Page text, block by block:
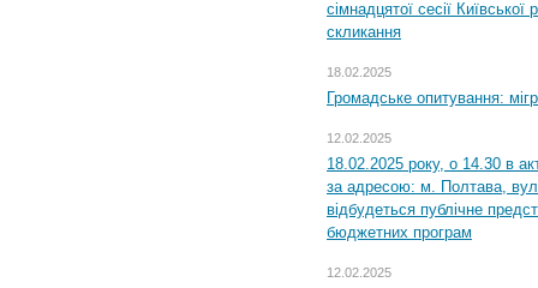
сімнадцятої сесії
скликання
18.02.2025
Громадське опитування:
12.02.2025
18.02.2025 року, о 14.30 в
за адресою: м. Полтава,
відбудеться публічне
бюджетних програм
12.02.2025